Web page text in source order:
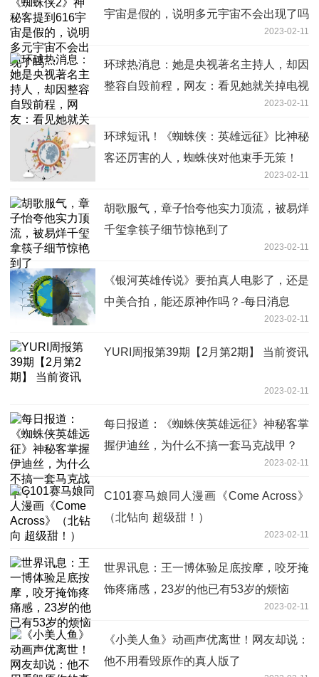
宇宙是假的，说明多元宇宙不会出现了吗
2023-02-11
环球热消息：她是央视著名主持人，却因
整容自毁前程，网友：看见她就关掉电视
2023-02-11
环球短讯！《蜘蛛侠：英雄远征》比神秘
客还厉害的人，蜘蛛侠对他束手无策！
2023-02-11
胡歌服气，章子怡夸他实力顶流，被易烊
千玺拿筷子细节惊艳到了
2023-02-11
《银河英雄传说》要拍真人电影了，还是
中美合拍，能还原神作吗？-每日消息
2023-02-11
YURI周报第39期【2月第2期】 当前资讯
2023-02-11
每日报道：《蜘蛛侠英雄远征》神秘客掌
握伊迪丝，为什么不搞一套马克战甲？
2023-02-11
C101赛马娘同人漫画《Come Across》
（北钻向 超级甜！）
2023-02-11
世界讯息：王一博体验足底按摩，咬牙掩
饰疼痛感，23岁的他已有53岁的烦恼
2023-02-11
《小美人鱼》动画声优离世！网友却说：
他不用看毁原作的真人版了